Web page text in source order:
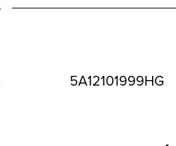
5A12101999HG